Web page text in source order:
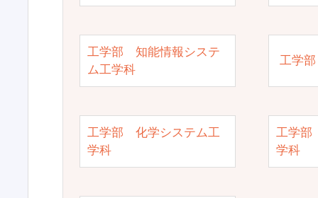
工学部 知能情報システ
ム工学科
工学
工学部 化学システム工
学科
工学部
学科